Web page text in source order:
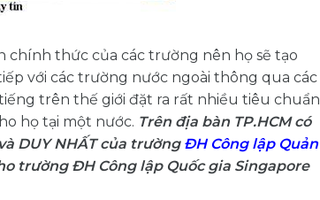
chính thức của các trường nên họ sẽ tạo
với các trường nước ngoài thông qua các
trên thế giới đặt ra rất nhiều tiêu chuẩn
họ tại một nước. Trên địa bàn TP.HCM có
DUY NHẤT của trường ĐH Công lập Quản
trường ĐH Công lập Quốc gia Singapore